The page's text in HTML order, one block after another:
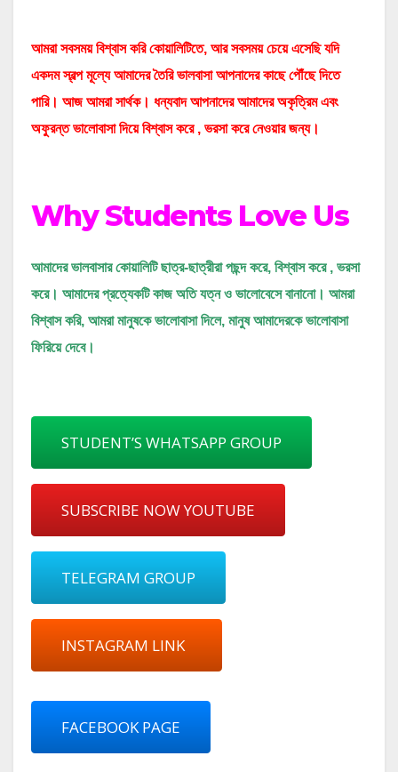
আমরা সবসময় বিশ্বাস করি কোয়ালিটিতে, আর সবসময় চেয়ে এসেছি যদি
একদম স্বল্প মূল্যে আমাদের তৈরি ভালবাসা আপনাদের কাছে পৌঁছে দিতে
পারি। আজ আমরা সার্থক। ধন্যবাদ আপনাদের আমাদের অকৃত্রিম এবং
অফুরন্ত ভালোবাসা দিয়ে বিশ্বাস করে , ভরসা করে নেওয়ার জন্য।
Why Students Love Us
আমাদের ভালবাসার কোয়ালিটি ছাত্র-ছাত্রীরা পছন্দ করে, বিশ্বাস করে , ভরসা
করে। আমাদের প্রত্যেকটি কাজ অতি যত্ন ও ভালোবেসে বানানো। আমরা
বিশ্বাস করি, আমরা মানুষকে ভালোবাসা দিলে, মানুষ আমাদেরকে ভালোবাসা
ফিরিয়ে দেবে।
STUDENT’S WHATSAPP GROUP
SUBSCRIBE NOW YOUTUBE
TELEGRAM GROUP
INSTAGRAM LINK
FACEBOOK PAGE